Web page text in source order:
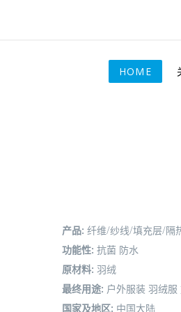
HOME
产品: 纤维/纱线/填充层/隔
功能性: 抗菌 防水
原材料: 羽绒
最终用途: 户外服装 羽绒服
国家及地区: 中国大陆